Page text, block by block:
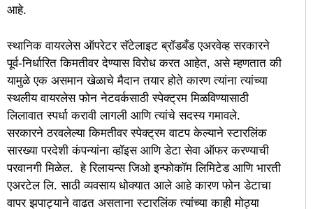
आहे.
स्थानिक वायरलेस ऑपरेटर सॅटेलाइट ब्रॉडबँड एअरवेव्ह सरकारने
पूर्व-निर्धारित किमतीवर देण्यास विरोध करत आहेत, असे म्हणतात की
यामुळे एक असमान खेळाचे मैदान तयार होते कारण त्यांना त्यांच्या
स्थलीय वायरलेस फोन नेटवर्कसाठी स्पेक्ट्रम मिळविण्यासाठी
लिलावात स्पर्धा करावी लागली आणि त्यांचे सदस्य गमावले.
सरकारने ठरवलेल्या किमतीवर स्पेक्ट्रम वाटप केल्याने स्टारलिंक
सारख्या परदेशी कंपन्यांना व्हॉइस आणि डेटा सेवा ऑफर करण्याची
परवानगी मिळेल. हे रिलायन्स जिओ इन्फोकॉम लिमिटेड आणि भारती
एअरटेल लि. साठी व्यवसाय धोक्यात आले आहे कारण फोन डेटाचा
वापर झपाट्याने वाढत असताना स्टारलिंक त्यांच्या काही मोठ्या